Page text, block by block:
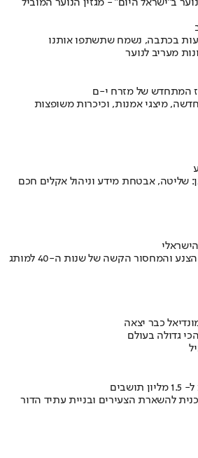
ב"ישראל היום" - מגזין הנוער המוביל
בכתבה, נשמח שתשתפו אותנו
מעריב לנוער
המתחדש של מזרח י-ם
מיצגי אמנות, וכיכרות משופצות
שליטה, אבטחת מידע וניהול אקלים חכם
איך אסם הפכה את תקופת הצנע והמחסור הקשה של שנות ה-40 למותג
כבר יצאה
גדולה בעולם
להשארת הצעירים ובניית עתיד הדור